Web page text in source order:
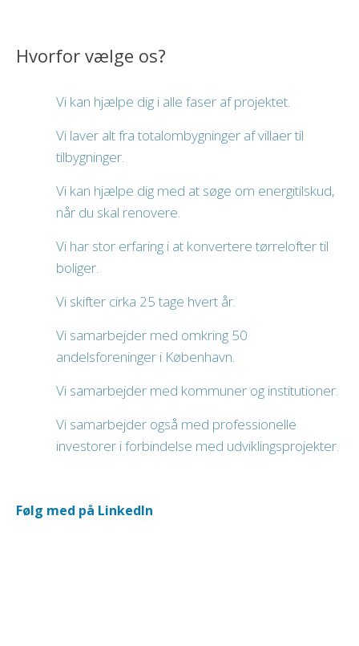
Hvorfor vælge os?​
Vi kan hjælpe dig i alle faser af projektet.
Vi laver alt fra totalombygninger af villaer til
tilbygninger.
Vi kan hjælpe dig med at søge om energitilskud,
når du skal renovere.
Vi har stor erfaring i at konvertere tørrelofter til
boliger.
Vi skifter cirka 25 tage hvert år.
Vi samarbejder med omkring 50
andelsforeninger i København.
Vi samarbejder med kommuner og institutioner.
Vi samarbejder også med professionelle
investorer i forbindelse med udviklingsprojekter.
Følg med på LinkedIn​